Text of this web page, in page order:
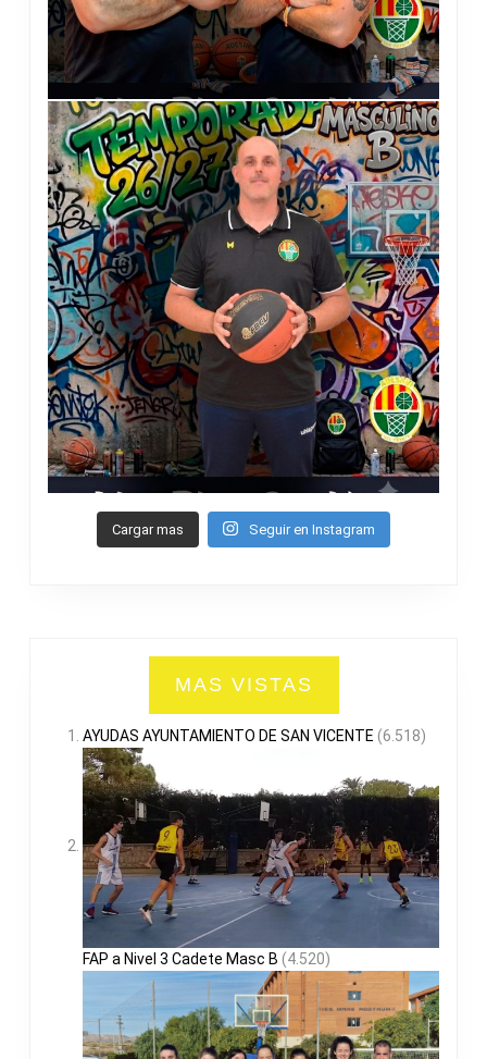
Cargar mas Seguir en Instagram
MAS VISTAS
AYUDAS AYUNTAMIENTO DE SAN VICENTE (6.518)
FAP a Nivel 3 Cadete Masc B (4.520)